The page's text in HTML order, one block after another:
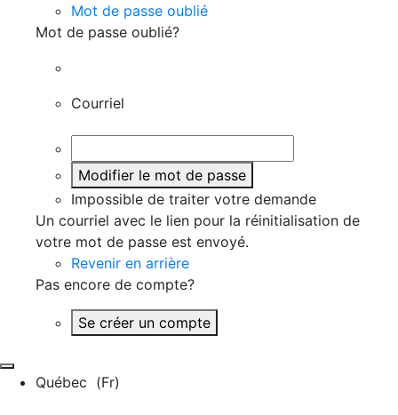
Mot de passe oublié
Mot de passe oublié?
Courriel
Modifier le mot de passe
Impossible de traiter votre demande
Un courriel avec le lien pour la réinitialisation de
votre mot de passe est envoyé.
Revenir en arrière
Pas encore de compte?
Se créer un compte
Québec (fr)